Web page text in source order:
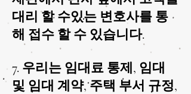
대리 할 수있는 변호사를 통
해 접수 할 수 있습니다.
7. 우리는 임대료 통제, 임대
및 임대 계약, 주택 부서 규정,